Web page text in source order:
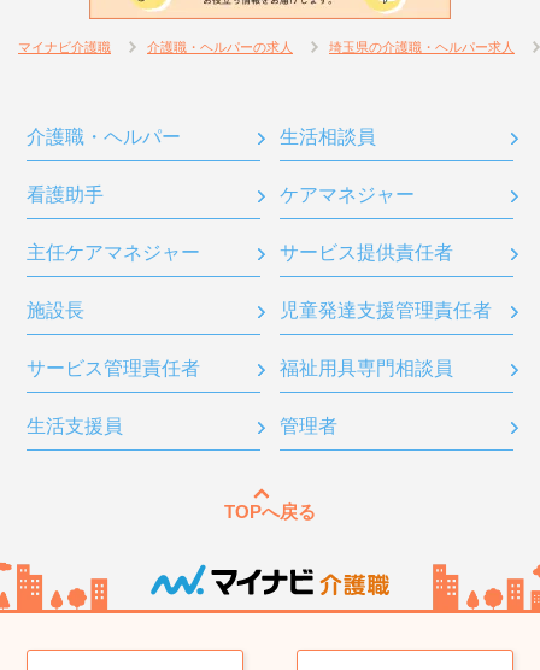
マイナビ介護職 介護職・ヘルパーの求人 埼玉県の介護職・ヘルパー求人
介護職・ヘルパー 生活相談員
看護助手 ケアマネジャー
主任ケアマネジャー サービス提供責任者
施設長 児童発達支援管理責任者
サービス管理責任者 福祉用具専門相談員
生活支援員 管理者
TOPへ戻る